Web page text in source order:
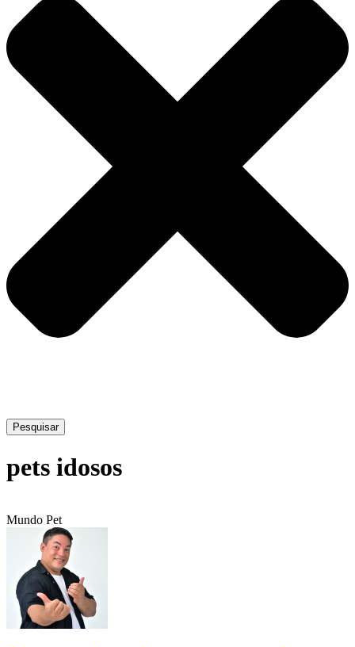
Pesquisar
pets idosos
Mundo Pet